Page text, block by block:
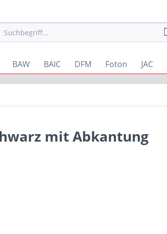
BAW BAIC DFM Foton JAC
mit Abkantung